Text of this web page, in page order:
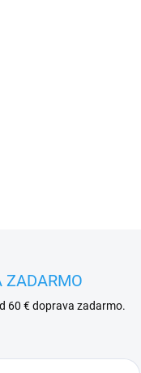
ZADARMO
60 € doprava zadarmo.